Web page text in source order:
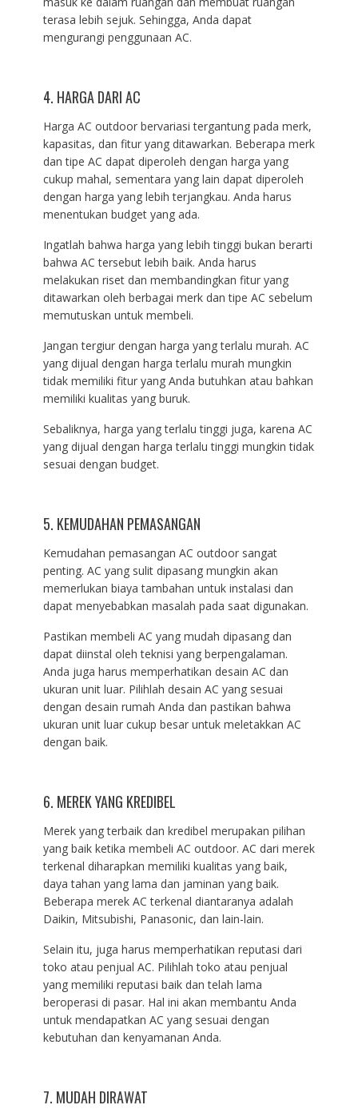
terasa lebih sejuk. Sehingga, Anda dapat
mengurangi penggunaan AC.
4. HARGA DARI AC
Harga AC outdoor bervariasi tergantung pada merk,
kapasitas, dan fitur yang ditawarkan. Beberapa merk
dan tipe AC dapat diperoleh dengan harga yang
cukup mahal, sementara yang lain dapat diperoleh
dengan harga yang lebih terjangkau. Anda harus
menentukan budget yang ada.
Ingatlah bahwa harga yang lebih tinggi bukan berarti
bahwa AC tersebut lebih baik. Anda harus
melakukan riset dan membandingkan fitur yang
ditawarkan oleh berbagai merk dan tipe AC sebelum
memutuskan untuk membeli.
Jangan tergiur dengan harga yang terlalu murah. AC
yang dijual dengan harga terlalu murah mungkin
tidak memiliki fitur yang Anda butuhkan atau bahkan
memiliki kualitas yang buruk.
Sebaliknya, harga yang terlalu tinggi juga, karena AC
yang dijual dengan harga terlalu tinggi mungkin tidak
sesuai dengan budget.
5. KEMUDAHAN PEMASANGAN
Kemudahan pemasangan AC outdoor sangat
penting. AC yang sulit dipasang mungkin akan
memerlukan biaya tambahan untuk instalasi dan
dapat menyebabkan masalah pada saat digunakan.
Pastikan membeli AC yang mudah dipasang dan
dapat diinstal oleh teknisi yang berpengalaman.
Anda juga harus memperhatikan desain AC dan
ukuran unit luar. Pilihlah desain AC yang sesuai
dengan desain rumah Anda dan pastikan bahwa
ukuran unit luar cukup besar untuk meletakkan AC
dengan baik.
6. MEREK YANG KREDIBEL
Merek yang terbaik dan kredibel merupakan pilihan
yang baik ketika membeli AC outdoor. AC dari merek
terkenal diharapkan memiliki kualitas yang baik,
daya tahan yang lama dan jaminan yang baik.
Beberapa merek AC terkenal diantaranya adalah
Daikin, Mitsubishi, Panasonic, dan lain-lain.
Selain itu, juga harus memperhatikan reputasi dari
toko atau penjual AC. Pilihlah toko atau penjual
yang memiliki reputasi baik dan telah lama
beroperasi di pasar. Hal ini akan membantu Anda
untuk mendapatkan AC yang sesuai dengan
kebutuhan dan kenyamanan Anda.
7. MUDAH DIRAWAT